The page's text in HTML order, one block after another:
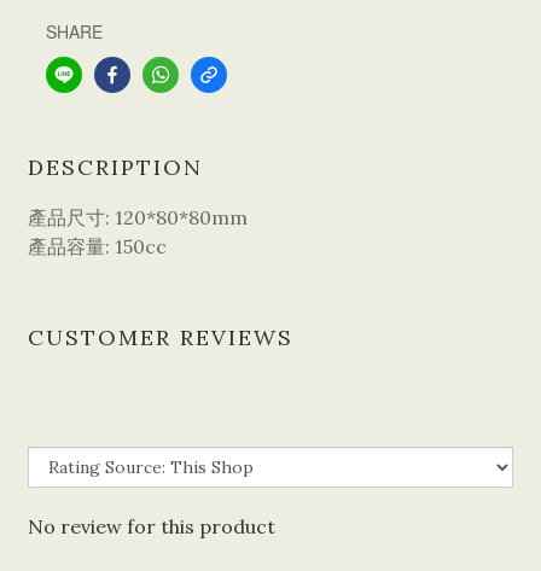
SHARE
DESCRIPTION
產品尺寸: 120*80*80mm
產品容量: 150cc
CUSTOMER REVIEWS
No review for this product